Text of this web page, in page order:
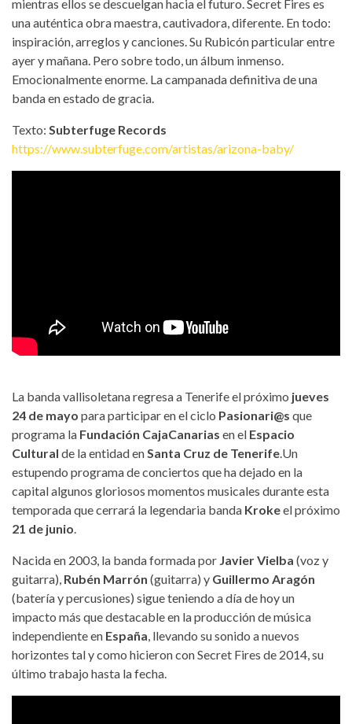
mientras ellos se descuelgan hacia el futuro. Secret Fires es
una auténtica obra maestra, cautivadora, diferente. En todo:
inspiración, arreglos y canciones. Su Rubicón particular entre
ayer y mañana. Pero sobre todo, un álbum inmenso.
Emocionalmente enorme. La campanada definitiva de una
banda en estado de gracia.
Texto: Subterfuge Records
https://www.subterfuge.com/artistas/arizona-baby/
La banda vallisoletana regresa a Tenerife el próximo jueves
24 de mayo para participar en el ciclo Pasionari@s que
programa la Fundación CajaCanarias en el Espacio
Cultural de la entidad enSanta Cruz de Tenerife.Un
estupendo programa de conciertos que ha dejado en la
capital algunos gloriosos momentos musicales durante esta
temporada que cerrará la legendaria banda Krokeel próximo
21 de junio.
Nacida en 2003, la banda formada por Javier Vielba (voz y
guitarra), Rubén Marrón (guitarra) y Guillermo Aragón
(batería y percusiones) sigue teniendo a día de hoy un
impacto más que destacable en la producción de música
independiente en España, llevando su sonido a nuevos
horizontes tal y como hicieron con Secret Fires de 2014, su
último trabajo hasta la fecha.